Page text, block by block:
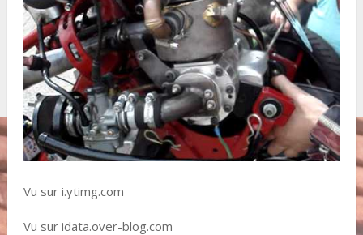
Vu sur i.ytimg.com
Vu sur idata.over-blog.com